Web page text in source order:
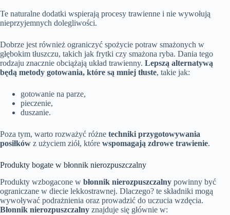
Te naturalne dodatki wspierają procesy trawienne i nie wywołują
nieprzyjemnych dolegliwości.
Dobrze jest również ograniczyć spożycie potraw smażonych w
głębokim tłuszczu, takich jak frytki czy smażona ryba. Dania tego
rodzaju znacznie obciążają układ trawienny. Lepszą alternatywą
będą metody gotowania, które są mniej tłuste, takie jak:
gotowanie na parze,
pieczenie,
duszanie.
Poza tym, warto rozważyć różne techniki przygotowywania
posiłków z użyciem ziół, które wspomagają zdrowe trawienie.
Produkty bogate w błonnik nierozpuszczalny
Produkty wzbogacone w błonnik nierozpuszczalny powinny być
ograniczane w diecie lekkostrawnej. Dlaczego? te składniki mogą
wywoływać podrażnienia oraz prowadzić do uczucia wzdęcia.
Błonnik nierozpuszczalny znajduje się głównie w: